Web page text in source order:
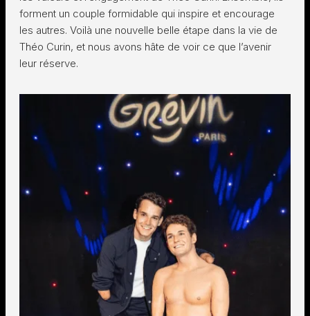
forment un couple formidable qui inspire et encourage
les autres. Voilà une nouvelle belle étape dans la vie de
Théo Curin, et nous avons hâte de voir ce que l’avenir
leur réserve.